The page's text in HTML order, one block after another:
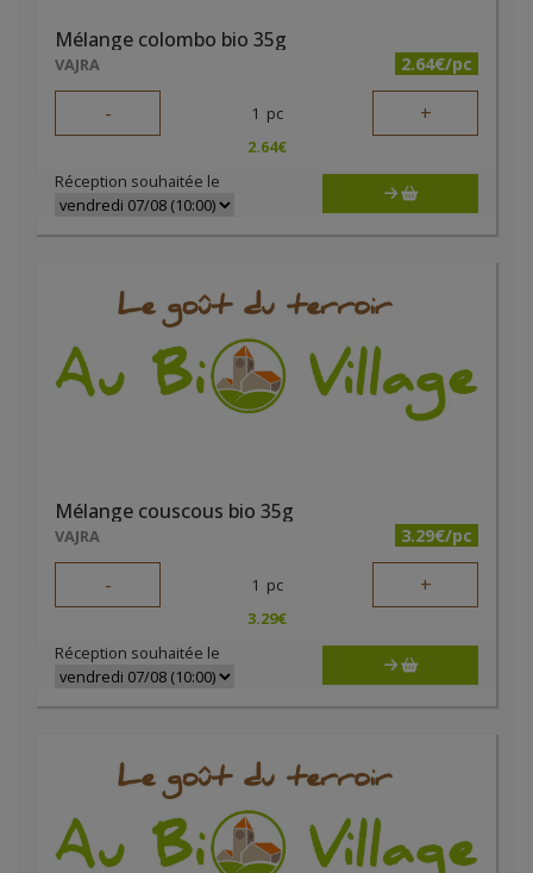
Mélange colombo bio 35g
VAJRA 2.64€/pc
- 1 pc +
2.64€
Réception souhaitée le
Mélange couscous bio 35g
VAJRA 3.29€/pc
- 1 pc +
3.29€
Réception souhaitée le